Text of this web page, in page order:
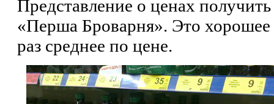
Представление о ценах
«Перша Броварня». Это хорошее
раз среднее по цене.